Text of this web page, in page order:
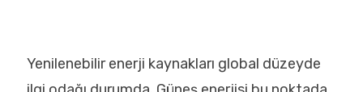
Yenilenebilir enerji kaynakları global düzeyde